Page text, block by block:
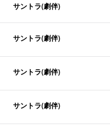
サントラ(劇伴)
サントラ(劇伴)
サントラ(劇伴)
サントラ(劇伴)